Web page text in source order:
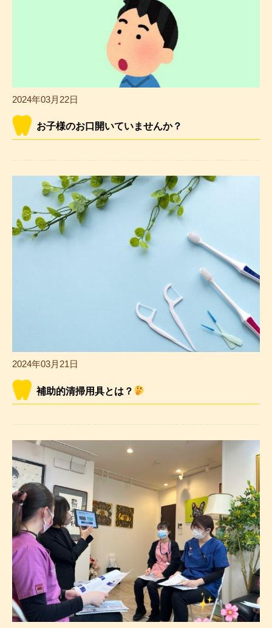
2024年03月22日
お子様のお口開いていませんか？
2024年03月21日
補助的清掃用具とは？